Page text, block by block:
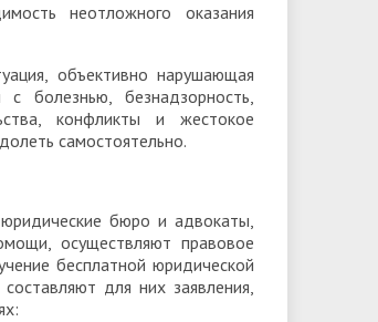
неотложного оказания
объективно нарушающая
болезнью, безнадзорность,
конфликты и жестокое
самостоятельно.
бюро и адвокаты,
осуществляют правовое
бесплатной юридической
для них заявления,